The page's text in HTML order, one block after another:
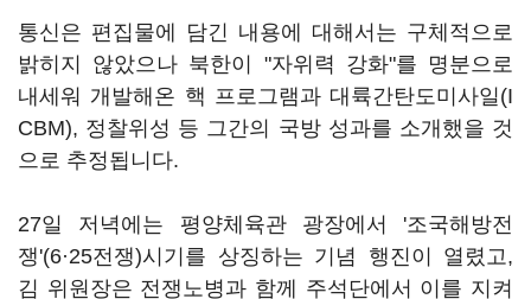
통신은 편집물에 담긴 내용에 대해서는 구체적으로
밝히지 않았으나 북한이 "자위력 강화"를 명분으로
내세워 개발해온 핵 프로그램과 대륙간탄도미사일(I
CBM), 정찰위성 등 그간의 국방 성과를 소개했을 것
으로 추정됩니다.
27일 저녁에는 평양체육관 광장에서 '조국해방전
쟁'(6·25전쟁)시기를 상징하는 기념 행진이 열렸고,
김 위원장은 전쟁노병과 함께 주석단에서 이를 지켜